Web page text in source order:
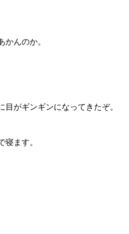
かんのか。
目がギンギンになってきたぞ。
寝ます。